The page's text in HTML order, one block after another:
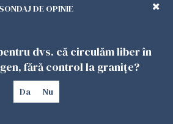
Un studiu Harvard
SONDAJ DE OPINIE
dvs. că circulăm liber în
fără control la granițe?
Da Nu